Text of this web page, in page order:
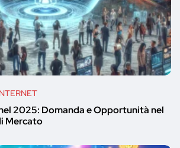
2025: Domanda e Opportunità nel
Mercato